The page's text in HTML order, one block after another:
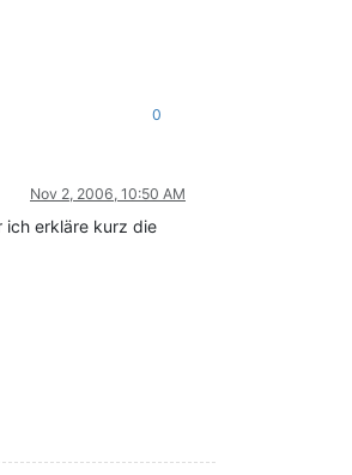
0
Nov 2, 2006, 10:50 AM
ich erkläre kurz die